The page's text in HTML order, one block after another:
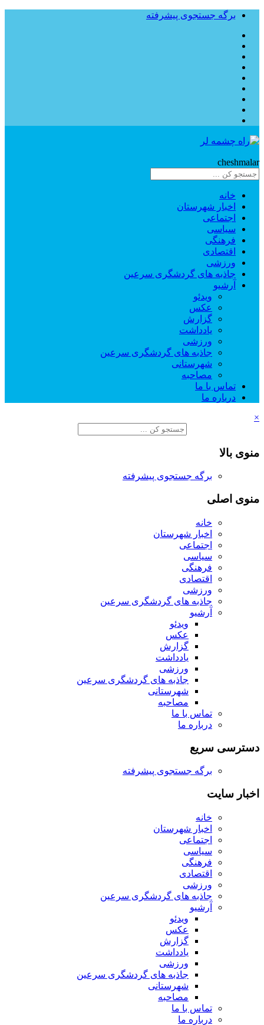
برگه جستجوی پیشرفته
cheshmalar
خانه
اخبار شهرستان
اجتماعی
سیاسی
فرهنگی
اقتصادی
ورزشی
جاذبه های گردشگری سرعین
آرشیو
ویدئو
عکس
گزارش
یادداشت
ورزشی
جاذبه های گردشگری سرعین
شهرستانی
مصاحبه
تماس با ما
درباره ما
×
منوی بالا
برگه جستجوی پیشرفته
منوی اصلی
خانه
اخبار شهرستان
اجتماعی
سیاسی
فرهنگی
اقتصادی
ورزشی
جاذبه های گردشگری سرعین
آرشیو
ویدئو
عکس
گزارش
یادداشت
ورزشی
جاذبه های گردشگری سرعین
شهرستانی
مصاحبه
تماس با ما
درباره ما
دسترسی سریع
برگه جستجوی پیشرفته
اخبار سایت
خانه
اخبار شهرستان
اجتماعی
سیاسی
فرهنگی
اقتصادی
ورزشی
جاذبه های گردشگری سرعین
آرشیو
ویدئو
عکس
گزارش
یادداشت
ورزشی
جاذبه های گردشگری سرعین
شهرستانی
مصاحبه
تماس با ما
درباره ما